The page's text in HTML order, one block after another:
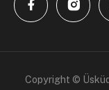
Copyright ©